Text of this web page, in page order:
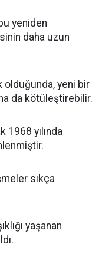
yeniden
daha uzun
olduğunda, yeni bir
da kötüleştirebilir.
1968 yılında
sıkça
yaşanan